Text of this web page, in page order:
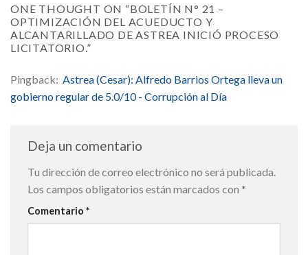
ONE THOUGHT ON “BOLETÍN N° 21 –
OPTIMIZACIÓN DEL ACUEDUCTO Y
ALCANTARILLADO DE ASTREA INICIÓ PROCESO
LICITATORIO.”
Pingback: Astrea (Cesar): Alfredo Barrios Ortega lleva un
gobierno regular de 5.0/10 - Corrupción al Día
Deja un comentario
Tu dirección de correo electrónico no será publicada.
Los campos obligatorios están marcados con *
Comentario *